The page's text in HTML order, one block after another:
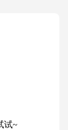
试~